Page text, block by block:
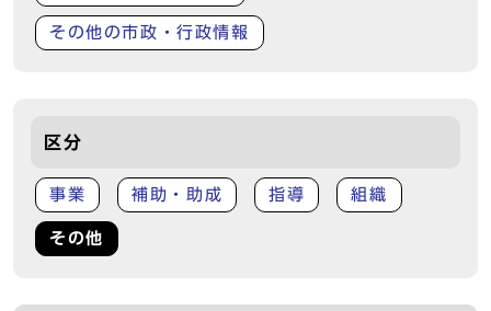
その他の市政・行政情報
区分
事業 補助・助成 指導 組織
その他